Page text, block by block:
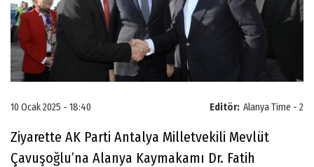
Editör: Alanya Time - 2
10 Ocak 2025 - 18:40
Ziyarette AK Parti Antalya Milletvekili Mevlüt
Çavuşoğlu’na Alanya Kaymakamı Dr. Fatih